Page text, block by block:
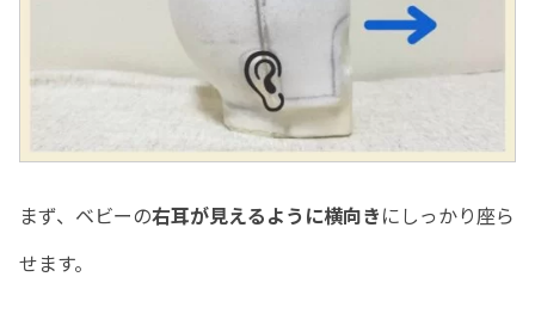
まず、ベビーの右耳が見えるように横向きにしっかり座ら
せます。